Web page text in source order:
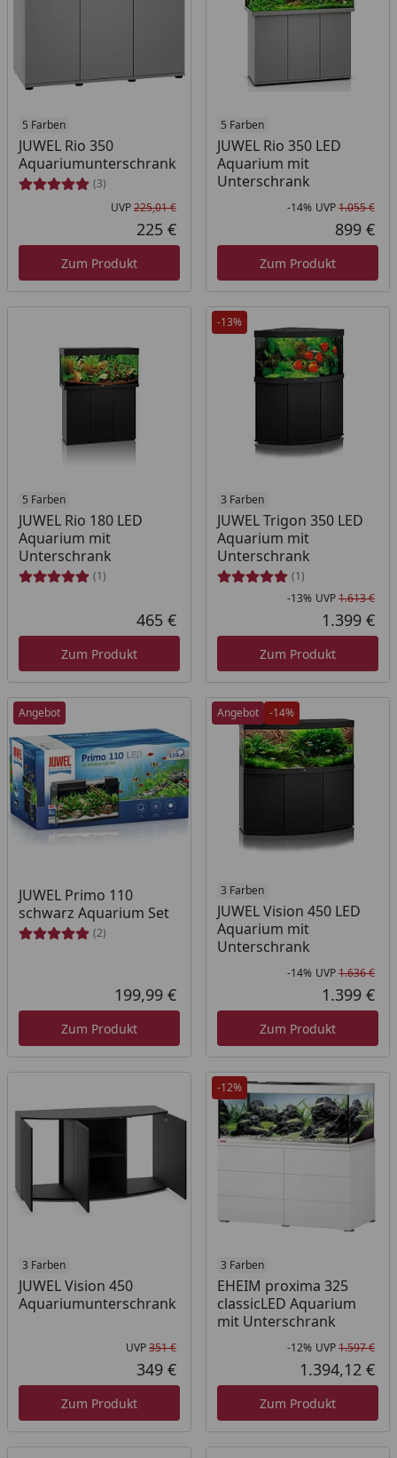
5 Farben
JUWEL Rio 350
Aquariumunterschrank
(3)
Ursprünglicher Preis
UVP225,01 €
Aktueller Preis
225 €
Zum Produkt
5 Farben
JUWEL Rio 350 LED
Aquarium mit
Unterschrank
-14% UVP1.055 €
899 €
Zum Produkt
5 Farben
JUWEL Rio 180 LED
Aquarium mit
Unterschrank
(1)
Aktueller Preis
465 €
Zum Produkt
-13%
3 Farben
JUWEL Trigon 350 LED
Aquarium mit
Unterschrank
(1)
-13% UVP1.613 €
1.399 €
Zum Produkt
Angebot
JUWEL Primo 110
schwarz Aquarium Set
(2)
Aktueller Preis
199,99 €
Zum Produkt
Angebot -14%
3 Farben
JUWEL Vision 450 LED
Aquarium mit
Unterschrank
-14% UVP1.636 €
1.399 €
Zum Produkt
3 Farben
JUWEL Vision 450
Aquariumunterschrank
Ursprünglicher Preis
UVP351 €
Aktueller Preis
349 €
Zum Produkt
-12%
3 Farben
EHEIM proxima 325
classicLED Aquarium
mit Unterschrank
-12% UVP1.597 €
1.394,12 €
Zum Produkt